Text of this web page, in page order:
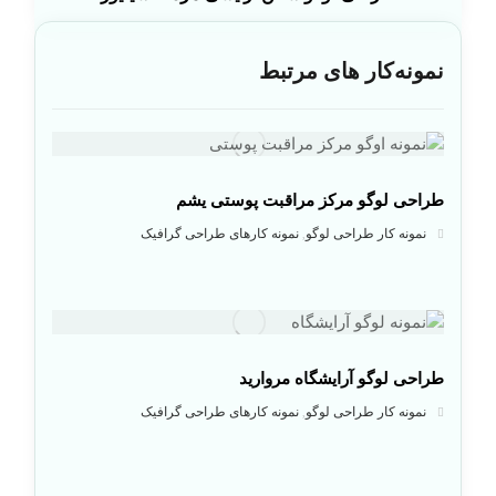
نمونه‌کار های مرتبط
طراحی لوگو مرکز مراقبت پوستی یشم
نمونه کار طراحی لوگو ,نمونه کارهای طراحی گرافیک
طراحی لوگو آرایشگاه مروارید
نمونه کار طراحی لوگو ,نمونه کارهای طراحی گرافیک